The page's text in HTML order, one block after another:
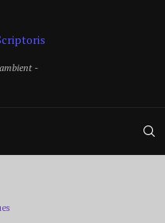
-